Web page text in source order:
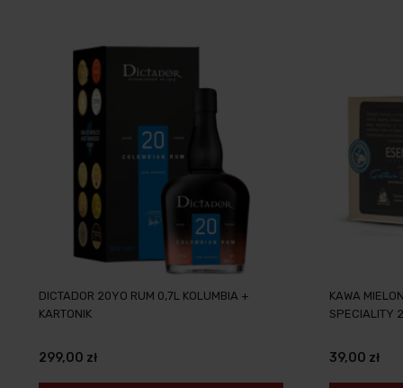
DICTADOR 20YO RUM 0,7L KOLUMBIA +
KARTONIK
299,00 zł
KAWA
SPECIALITY
39,00 zł